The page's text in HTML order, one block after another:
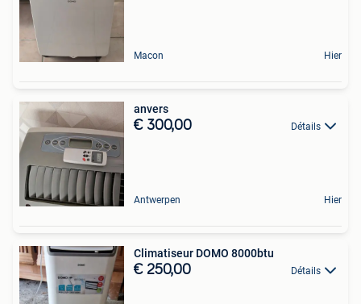
Macon Hier
anvers
€ 300,00 Détails
Antwerpen Hier
Climatiseur DOMO 8000btu
€ 250,00 Détails